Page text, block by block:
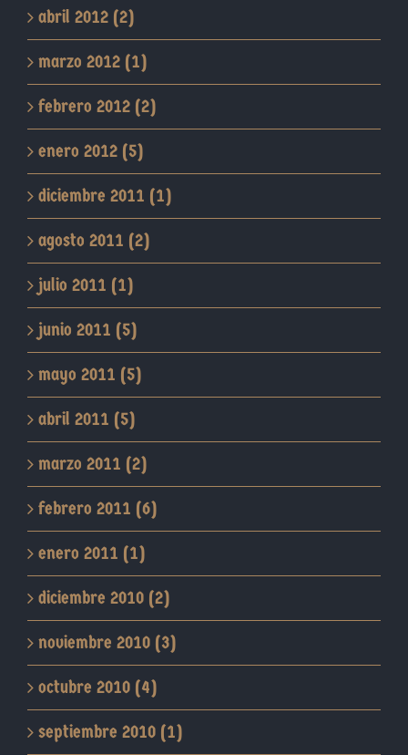
abril 2012 (2)
marzo 2012 (1)
febrero 2012 (2)
enero 2012 (5)
diciembre 2011 (1)
agosto 2011 (2)
julio 2011 (1)
junio 2011 (5)
mayo 2011 (5)
abril 2011 (5)
marzo 2011 (2)
febrero 2011 (6)
enero 2011 (1)
diciembre 2010 (2)
noviembre 2010 (3)
octubre 2010 (4)
septiembre 2010 (1)